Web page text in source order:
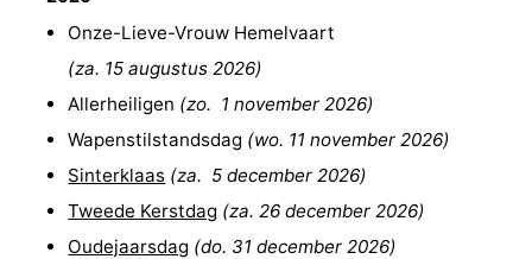
Onze-Lieve-Vrouw Hemelvaart
(za. 15 augustus 2026)
Allerheiligen (zo. 1 november 2026)
Wapenstilstandsdag (wo. 11 november 2026)
Sinterklaas (za. 5 december 2026)
Tweede Kerstdag (za. 26 december 2026)
Oudejaarsdag (do. 31 december 2026)